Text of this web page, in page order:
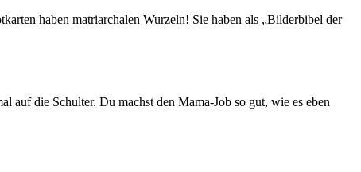
haben matriarchalen Wurzeln! Sie haben als „Bilderbibel der
die Schulter. Du machst den Mama-Job so gut, wie es eben